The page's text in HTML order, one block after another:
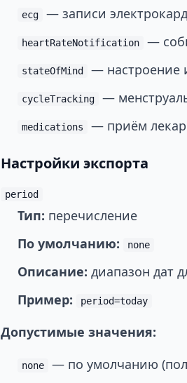
ecg — записи
heartRateNotification —
stateOfMind — настроение
cycleTracking —
medications — приём
Настройки экспорта
period
Тип: перечисление
По умолчанию:
none
Описание: диапазон дат
Пример:
period=today
Допустимые значения:
none — по умолчанию